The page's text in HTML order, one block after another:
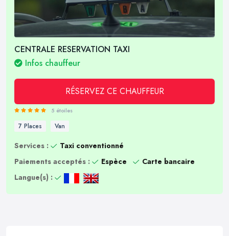
CENTRALE RESERVATION TAXI
Infos chauffeur
RÉSERVEZ CE CHAUFFEUR
5 étoiles
7 Places Van
Services :
Taxi conventionné
Paiements acceptés :
Espèce
Carte bancaire
Langue(s) :